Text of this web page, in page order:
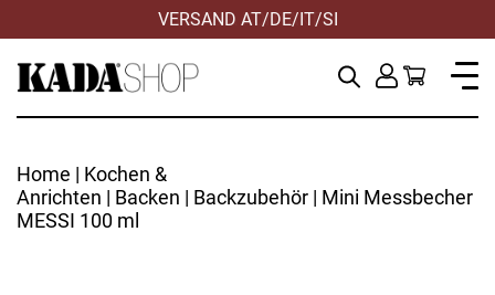
VERSAND AT/DE/IT/SI
Home | Kochen &
Anrichten | Backen | Backzubehör | Mini Messbecher
MESSI 100 ml